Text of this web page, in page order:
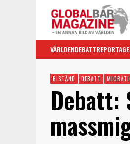
VÄRLDENDEBATTREPORTAGE
BISTÅND DEBATT
Debatt: